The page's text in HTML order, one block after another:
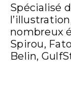
Spécialisé
nombreux
Spirou,
Belin,